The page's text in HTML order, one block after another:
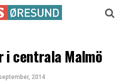
i centrala Malmö
2014